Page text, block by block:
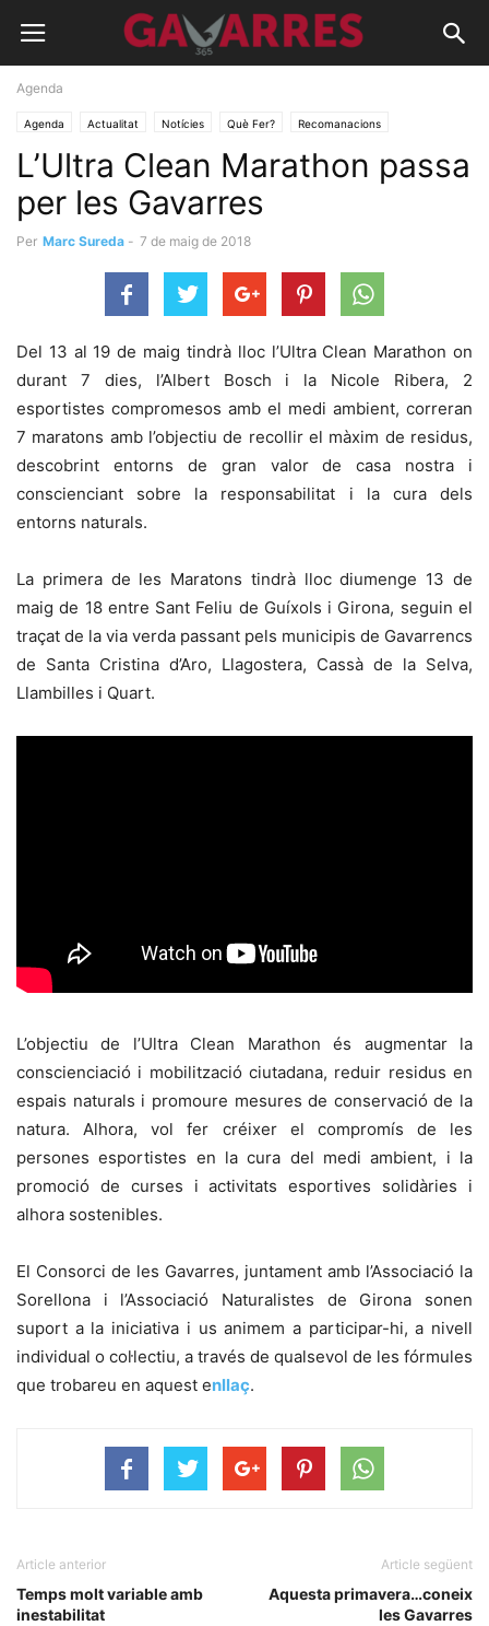
Agenda
Agenda Actualitat Notícies Què Fer? Recomanacions
L’Ultra Clean Marathon passa
per les Gavarres
Per Marc Sureda - 7 de maig de 2018
Del 13 al 19 de maig tindrà lloc l’Ultra Clean Marathon on
durant 7 dies, l’Albert Bosch i la Nicole Ribera, 2
esportistes compromesos amb el medi ambient, correran
7 maratons amb l’objectiu de recollir el màxim de residus,
descobrint entorns de gran valor de casa nostra i
conscienciant sobre la responsabilitat i la cura dels
entorns naturals.
La primera de les Maratons tindrà lloc diumenge 13 de
maig de 18 entre Sant Feliu de Guíxols i Girona, seguin el
traçat de la via verda passant pels municipis de Gavarrencs
de Santa Cristina d’Aro, Llagostera, Cassà de la Selva,
Llambilles i Quart.
L’objectiu de l’Ultra Clean Marathonés augmentar la
conscienciació i mobilització ciutadana, reduir residus en
espais naturals i promoure mesures de conservació de la
natura. Alhora, vol fer créixer el compromís de les
persones esportistes en la cura del medi ambient, i la
promoció de curses i activitats esportives solidàries i
alhora sostenibles.
El Consorci de les Gavarres, juntament amb l’Associació la
Sorellona i l’Associació Naturalistes de Girona sonen
suport a la iniciativa i us animem a participar-hi,a nivell
individual o col·lectiu, a través de qualsevol de les fórmules
que trobareu en aquest enllaç.
Article anterior
Temps molt variable amb
inestabilitat
Article següent
Aquesta primavera…coneix
les Gavarres